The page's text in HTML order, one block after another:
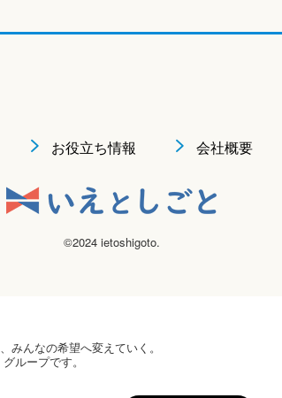
お役立ち情報 会社概要
©2024 ietoshigoto.
みんなの希望へ変えていく。
ループです。